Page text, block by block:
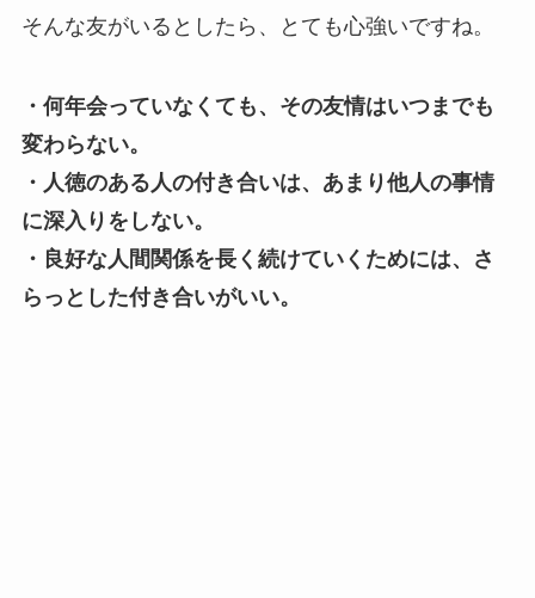
そんな友がいるとしたら、とても心強いですね。
・何年会っていなくても、その友情はいつまでも
変わらない。
・人徳のある人の付き合いは、あまり他人の事情
に深入りをしない。
・良好な人間関係を長く続けていくためには、さ
らっとした付き合いがいい。